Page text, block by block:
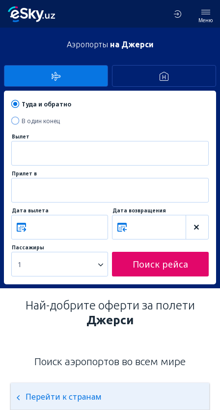
Меню
Аэропорты на Джерси
Туда и обратно
В один конец
Вылет
Прилет в
Дата вылета Дата возвращения
Пассажиры
1 Поиск рейса
Най-добрите оферти за полети
Джерси
Поиск аэропортов во всем мире
Перейти к странам